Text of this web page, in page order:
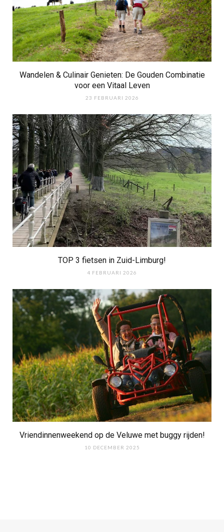
Wandelen & Culinair Genieten: De Gouden Combinatie
voor een Vitaal Leven
23 FEBRUARI 2026
TOP 3 fietsen in Zuid-Limburg!
4 FEBRUARI 2026
Vriendinnenweekend op de Veluwe met buggy rijden!
10 DECEMBER 2025